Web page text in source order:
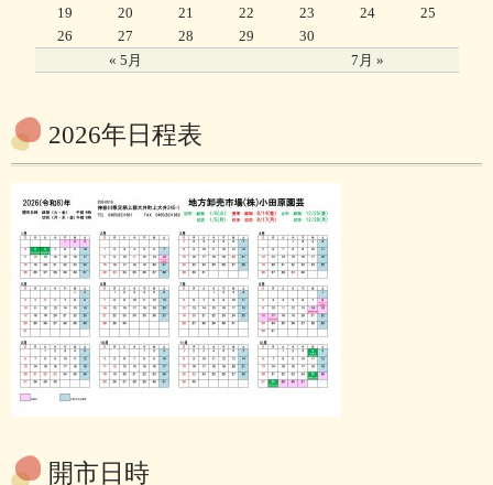
« 5月 7月 »
19
20 21 22 23 24
25
26
27 28 29 30
2026年日程表
開市日時